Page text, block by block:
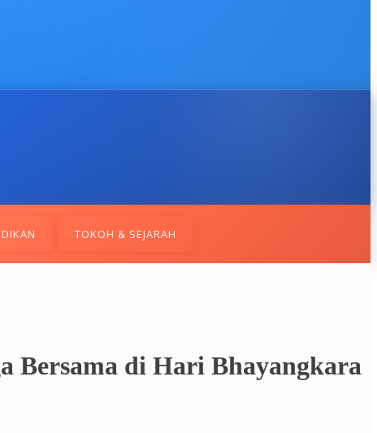
TOKOH & SEJARAH
Bersama di Hari Bhayangkara